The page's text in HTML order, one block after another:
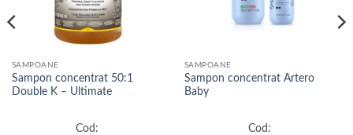
SAMPOANE
Sampon concentrat 50:1
Double K – Ultimate
Cod:
SAMPOANE
Sampon concentrat Artero
Baby
Cod: